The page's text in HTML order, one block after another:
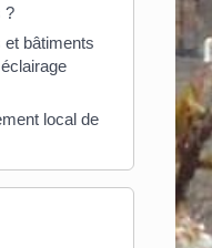
?
et bâtiments
local de